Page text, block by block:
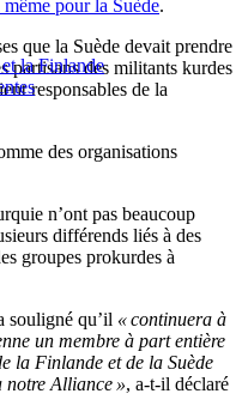
pour la Suède.
la Finlande
que la Suède devait prendre
partisans des militants kurdes
responsables de la
des organisations
n’ont pas beaucoup
différends liés à des
groupes prokurdes à
souligné qu’il « continuera à
un membre à part entière
la Finlande et de la Suède
notre Alliance », a-t-il déclaré